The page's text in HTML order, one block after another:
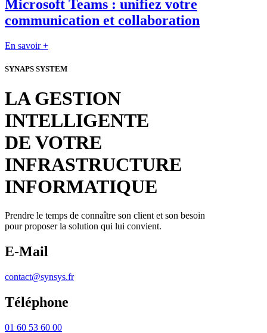
Microsoft Teams : unifiez votre
communication et collaboration
En savoir +
SYNAPS SYSTEM
LA GESTION
INTELLIGENTE
DE VOTRE
INFRASTRUCTURE
INFORMATIQUE
Prendre le temps de connaître son client et son besoin
pour proposer la solution qui lui convient.
E-Mail
contact@synsys.fr
Téléphone
01 60 53 60 00